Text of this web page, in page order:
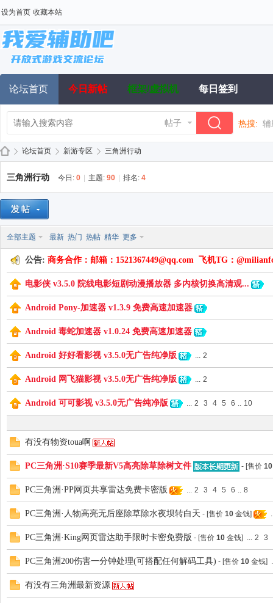
设为首页 收藏本站
论坛首页 今日新帖 框架/虚拟机 每日签到
帖子 热搜: 辅
我 »
论坛首页 新游专区 三角洲行动
三角洲行动 今日: 0 主题: 90 排名: 4
全部主题 最新 热门 热帖 精华 更多
公告: 商务合作：邮箱：1521367449@qq.com 飞机TG：
电影侠 v3.5.0 院线电影短剧动漫播放器 多内核切换高清观...
Android Pony-加速器 v1.3.9 免费高速加速器
Android 毒蛇加速器 v1.0.24 免费高速加速器
Android 好好看影视 v3.5.0无广告纯净版 ... 2
Android 网飞猫影视 v3.5.0无广告纯净版 ... 2
Android 可可影视 v3.5.0无广告纯净版 ... 2 3 4 5 6 .. 10
有没有物资toua啊
PC三角洲·S10赛季最新V5高亮除草除树文件 - [售价 10
PC三角洲·PP网页共享雷达免费卡密版 ... 2 3 4 5 6 .. 8
PC三角洲·人物高亮无后座除草除水夜坝转白天 - [售价 10 金钱]
PC三角洲·King网页雷达助手限时卡密免费版 - [售价 10 金钱] ... 2 3
PC三角洲200伤害一分钟处理(可搭配任何解码工具) - [售价 10 金钱]
有没有三角洲最新资源